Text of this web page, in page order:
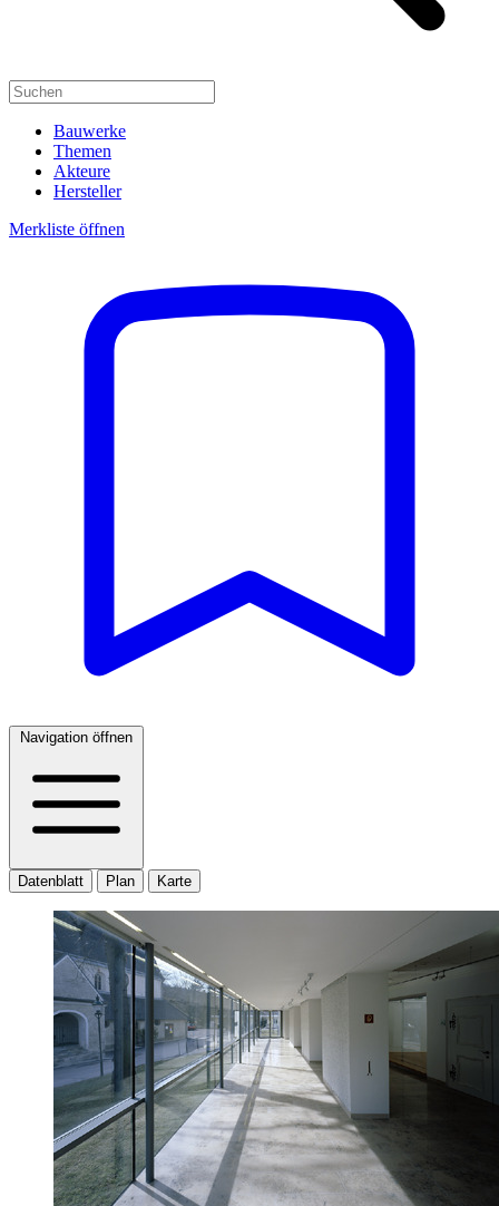
Bauwerke
Themen
Akteure
Hersteller
Merkliste öffnen
Navigation öffnen
Datenblatt Plan Karte